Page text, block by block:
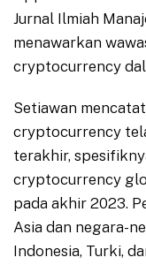
Jurnal Ilmiah
menawarkan
cryptocurrency
Setiawan
cryptocurrency
terakhir,
cryptocurrency
pada akhir 2023.
Asia dan negara-
Indonesia, Turki,